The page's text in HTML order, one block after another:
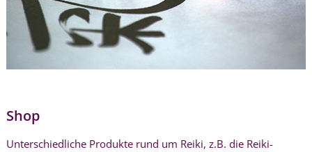
Shop
Unterschiedliche Produkte rund um Reiki, z.B. die Reiki-